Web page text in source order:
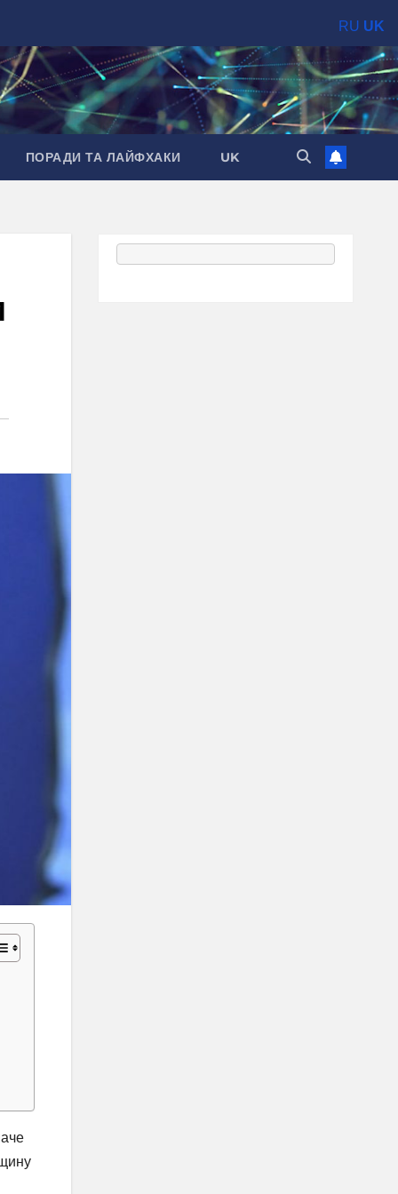
ПОРАДИ ТА ЛАЙФХАКИ UK
RU UK